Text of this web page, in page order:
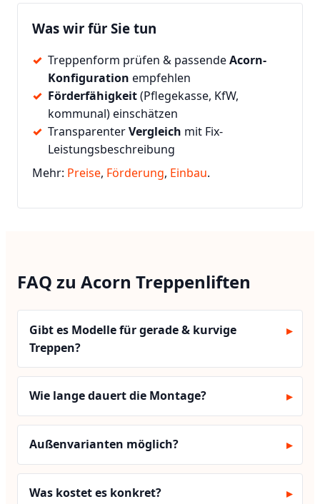
Was wir für Sie tun
Treppenform prüfen & passendeAcorn-
Konfiguration empfehlen
Förderfähigkeit(Pflegekasse, KfW,
kommunal) einschätzen
TransparenterVergleich mit Fix-
Leistungsbeschreibung
Mehr: Preise, Förderung, Einbau.
FAQ zu Acorn Treppenliften
Gibt es Modelle für gerade & kurvige
Treppen?
Wie lange dauert die Montage?
Außenvarianten möglich?
Was kostet es konkret?